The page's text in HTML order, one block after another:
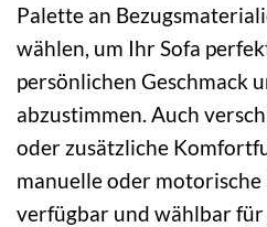
Palette an
wählen, um Ihr Sofa
persönlichen Geschmack
abzustimmen. Auch
oder zusätzliche
manuelle oder
verfügbar und wählbar für